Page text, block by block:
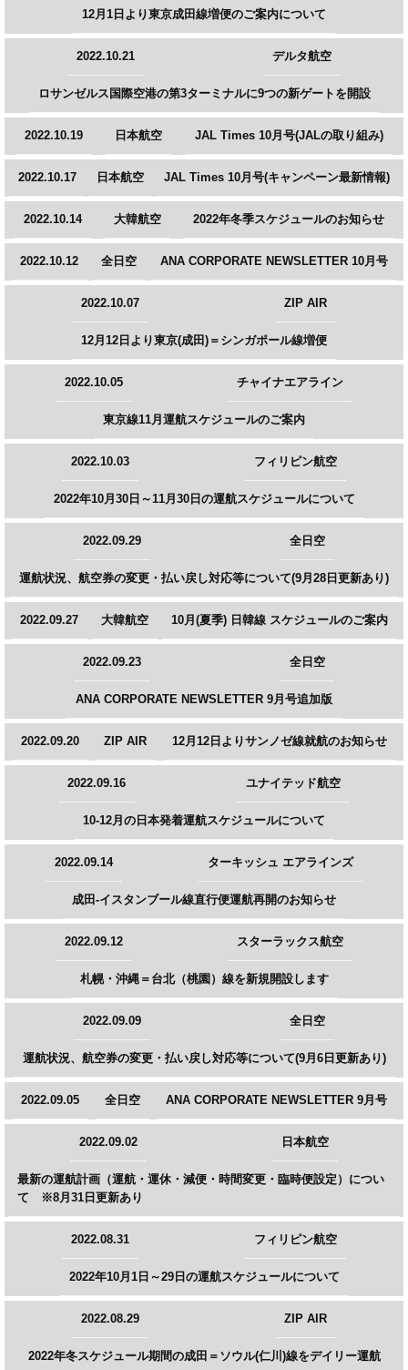
12月1日より東京成田線増便のご案内について
2022.10.21 デルタ航空
ロサンゼルス国際空港の第3ターミナルに9つの新ゲートを開設
2022.10.19 日本航空 JAL Times 10月号(JALの取り組み)
2022.10.17 日本航空 JAL Times 10月号(キャンペーン最新情報)
2022.10.14 大韓航空 2022年冬季スケジュールのお知らせ
2022.10.12 全日空 ANA CORPORATE NEWSLETTER 10月号
2022.10.07 ZIP AIR
12月12日より東京(成田)＝シンガポール線増便
2022.10.05 チャイナエアライン
東京線11月運航スケジュールのご案内
2022.10.03 フィリピン航空
2022年10月30日～11月30日の運航スケジュールについて
2022.09.29 全日空
運航状況、航空券の変更・払い戻し対応等について(9月28日更新あり)
2022.09.27 大韓航空 10月(夏季) 日韓線 スケジュールのご案内
2022.09.23 全日空
ANA CORPORATE NEWSLETTER 9月号追加版
2022.09.20 ZIP AIR 12月12日よりサンノゼ線就航のお知らせ
2022.09.16 ユナイテッド航空
10-12月の日本発着運航スケジュールについて
2022.09.14 ターキッシュ エアラインズ
成田‐イスタンブール線直行便運航再開のお知らせ
2022.09.12 スターラックス航空
札幌・沖縄＝台北（桃園）線を新規開設します
2022.09.09 全日空
運航状況、航空券の変更・払い戻し対応等について(9月6日更新あり)
2022.09.05 全日空 ANA CORPORATE NEWSLETTER 9月号
2022.09.02 日本航空
最新の運航計画（運航・運休・減便・時間変更・臨時便設定）につい
て ※8月31日更新あり
2022.08.31 フィリピン航空
2022年10月1日～29日の運航スケジュールについて
2022.08.29 ZIP AIR
2022年冬スケジュール期間の成田＝ソウル(仁川)線をデイリー運航